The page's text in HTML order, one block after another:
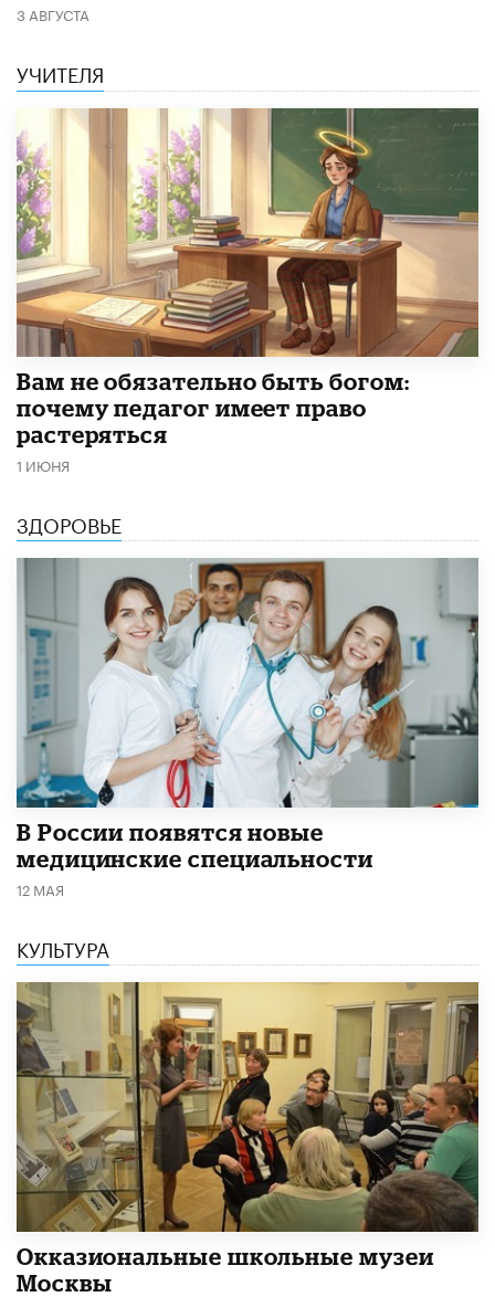
3 АВГУСТА
УЧИТЕЛЯ
​Вам не обязательно быть богом:
почему педагог имеет право
растеряться
1 ИЮНЯ
ЗДОРОВЬЕ
В России появятся новые
медицинские специальности
12 МАЯ
КУЛЬТУРА
​Окказиональные школьные музеи
Москвы